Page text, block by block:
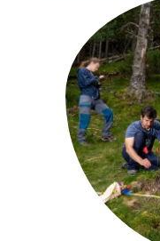
NOTÍCIES I AGENDA